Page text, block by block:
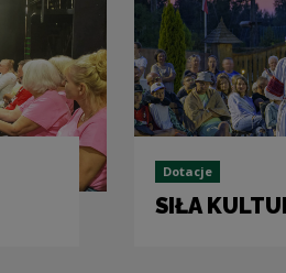
Dotacje
SIŁA